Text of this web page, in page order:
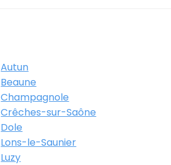
Autun
Beaune
Champagnole
Crêches-sur-Saône
Dole
Lons-le-Saunier
Luzy